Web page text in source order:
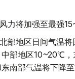
力将加强至最强
部地区日间气温
部地区10~20℃
南部气温将下降